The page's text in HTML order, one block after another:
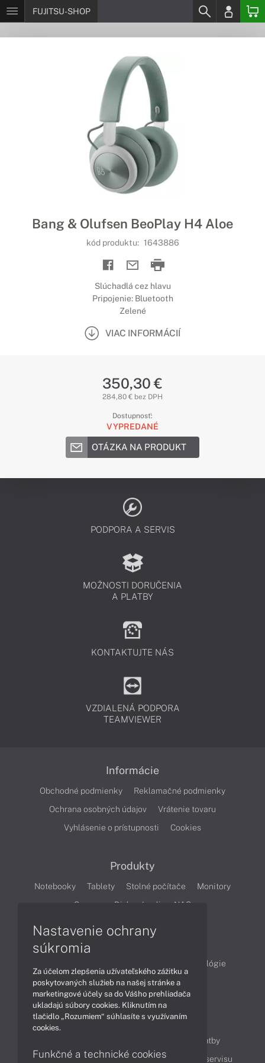
FUJITSU-SHOP
Bang & Olufsen BeoPlay H4 Aloe
kód produktu: 1643886
Slúchadlá cez hlavu
Pripojenie: Bluetooth
Zelené
VIAC INFORMÁCIÍ
350,30 €
284,80 € bez DPH
Dostupnosť:
VYPREDANÉ
OTÁZKA NA PRODUKT
PODPORA A SERVIS
MOŽNOSTI DORUČENIA
A PLATBY
KONTAKTUJTE NÁS
VZDIALENÁ PODPORA
TEAMVIEWER
Informácie
Obchodné podmienky
Reklamačné podmienky
Ochrana osobných údajov
Vrátenie tovaru
Vyhlásenie o prístupnosti
Cookies
Produkty
Notebooky Tablety Stolné počítače
Monitory
Servery
Diskové polia a NAS
Technológie
Videá
Obsah
Možnosti doručenia a platby
Podpora a servis
Servisné služby Cenník servisu
Nastavenie ochrany
súkromia
Za účelom zlepšenia užívateľského zážitku a
poskytovaných služieb na našej stránke a
marketingové účely sa do Vášho prehliadača
ukladajú súbory cookies. Kliknutím na
tlačidlo „Rozumiem“ súhlasíte s využívaním
cookies.
Funkčné a technické cookies